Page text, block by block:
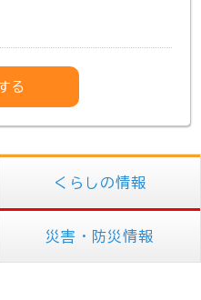
くらしの情報
災害・防災情報